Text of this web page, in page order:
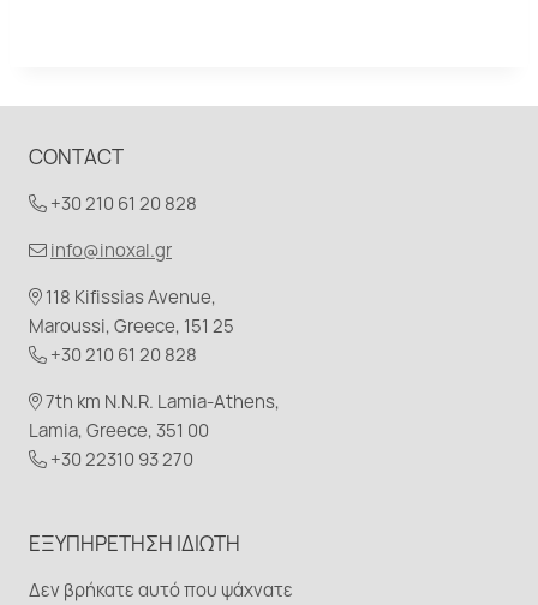
CONTACT
+30 210 61 20 828
info@inoxal.gr
118 Kifissias Avenue,
Maroussi, Greece, 151 25
+30 210 61 20 828
7th km N.N.R. Lamia-Athens,
Lamia, Greece, 351 00
+30 22310 93 270
ΕΞΥΠΗΡΈΤΗΣΗ ΙΔΙΏΤΗ
Δεν βρήκατε αυτό που ψάχνατε